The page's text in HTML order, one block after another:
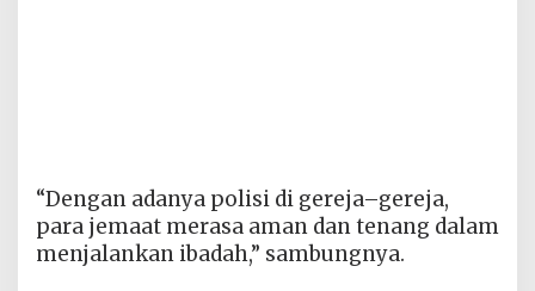
“Dengan adanya polisi di gereja–gereja,
para jemaat merasa aman dan tenang dalam
menjalankan ibadah,” sambungnya.